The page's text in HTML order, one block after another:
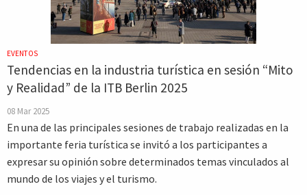
EVENTOS
Tendencias en la industria turística en sesión “Mito
y Realidad” de la ITB Berlin 2025
08 Mar 2025
En una de las principales sesiones de trabajo realizadas en la
importante feria turística se invitó a los participantes a
expresar su opinión sobre determinados temas vinculados al
mundo de los viajes y el turismo.